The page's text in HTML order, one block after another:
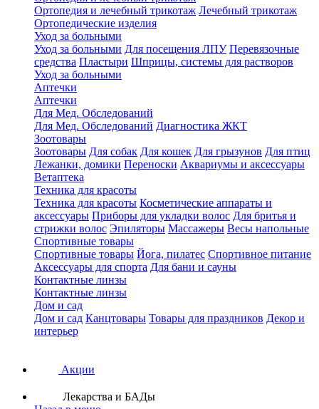
Ортопедия и лечебный трикотаж Лечебный трикотаж
Ортопедические изделия
Уход за больными
Уход за больными Для посещения ЛПУ Перевязочные
средства Пластыри Шприцы, системы для растворов
Уход за больными
Аптечки
Аптечки
Для Мед. Обследований
Для Мед. Обследований Диагностика ЖКТ
Зоотовары
Зоотовары Для собак Для кошек Для грызунов Для птиц
Лежанки, домики Переноски Аквариумы и аксессуары
Ветаптека
Техника для красоты
Техника для красоты Косметические аппараты и
аксессуары Приборы для укладки волос Для бритья и
стрижки волос Эпиляторы Массажеры Весы напольные
Спортивные товары
Спортивные товары Йога, пилатес Спортивное питание
Аксессуары для спорта Для бани и сауны
Контактные линзы
Контактные линзы
Дом и сад
Дом и сад Канцтовары Товары для праздников Декор и
интерьер
Акции
Лекарства и БАДы